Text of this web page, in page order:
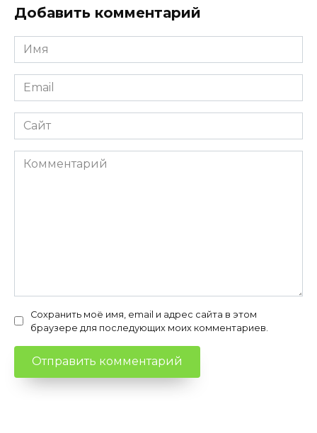
Добавить комментарий
Имя
*
Email
*
Сайт
Комментарий
Сохранить моё имя, email и адрес сайта в этом
браузере для последующих моих комментариев.